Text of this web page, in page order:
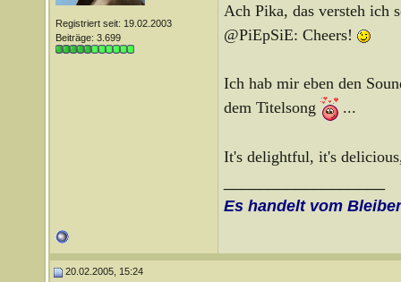
Registriert seit: 19.02.2003
Beiträge: 3.699
Ach Pika, das versteh ich
@PiEpSiE: Cheers!
Ich hab mir eben den
dem Titelsong
...
It's delightful, it's
Es handelt vom
20.02.2005, 15:24